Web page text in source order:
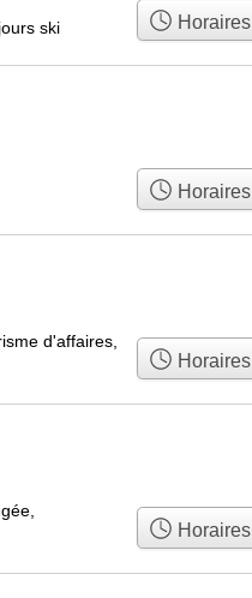
ski Horaires
Horaires
d'affaires
Horaires
Horaires